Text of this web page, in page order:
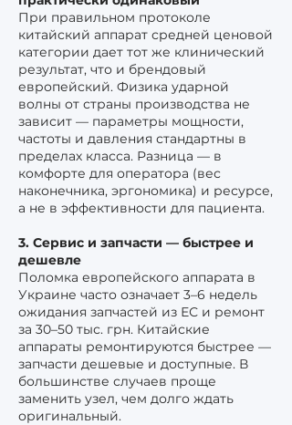
При правильном протоколе
китайский аппарат средней ценовой
категории дает тот же клинический
результат, что и брендовый
европейский. Физика ударной
волны от страны производства не
зависит — параметры мощности,
частоты и давления стандартны в
пределах класса. Разница — в
комфорте для оператора (вес
наконечника, эргономика) и ресурсе,
а не в эффективности для пациента.
3. Сервис и запчасти — быстрее и
дешевле
Поломка европейского аппарата в
Украине часто означает 3–6 недель
ожидания запчастей из ЕС и ремонт
за 30–50 тыс. грн. Китайские
аппараты ремонтируются быстрее —
запчасти дешевые и доступные. В
большинстве случаев проще
заменить узел, чем долго ждать
оригинальный.